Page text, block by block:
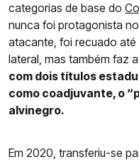
categorias de base do
nunca foi protagonista
atacante, foi recuado
lateral, mas também faz
com dois títulos
como coadjuvante, o
alvinegro.
Em 2020, transferiu-se